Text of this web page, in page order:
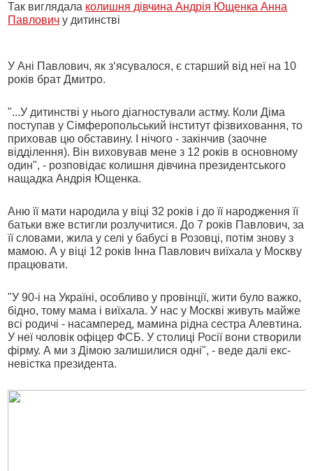
Так виглядала колишня дівчина Андрія Ющенка Анна
Павлович у дитинстві
У Ані Павлович, як з‘ясувалося, є старший від неї на 10
років брат Дмитро.
"...У дитинстві у нього діагностували астму. Коли Діма
поступав у Сімферопольський інститут фізвиховання, то
приховав цю обставину. І нічого - закінчив (заочне
відділення). Він виховував мене з 12 років в основному
один", - розповідає колишня дівчина президентського
нащадка Андрія Ющенка.
Аню її мати народила у віці 32 років і до її народження її
батьки вже встигли розлучитися. До 7 років Павлович, за
її словами, жила у селі у бабусі в Розовці, потім знову з
мамою. А у віці 12 років Інна Павлович виїхала у Москву
працювати.
"У 90-і на Україні, особливо у провінції, жити було важко,
бідно, тому мама і виїхала. У нас у Москві живуть майже
всі родичі - насамперед, мамина рідна сестра Алевтина.
У неї чоловік офіцер ФСБ. У столиці Росії вони створили
фірму. А ми з Дімою залишилися одні", - веде далі екс-
невістка президента.